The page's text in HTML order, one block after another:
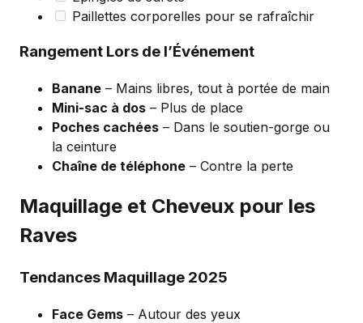
Paillettes corporelles pour se rafraîchir
Rangement Lors de l’Événement
Banane – Mains libres, tout à portée de main
Mini-sac à dos – Plus de place
Poches cachées – Dans le soutien-gorge ou
la ceinture
Chaîne de téléphone – Contre la perte
Maquillage et Cheveux pour les
Raves
Tendances Maquillage 2025
Face Gems – Autour des yeux